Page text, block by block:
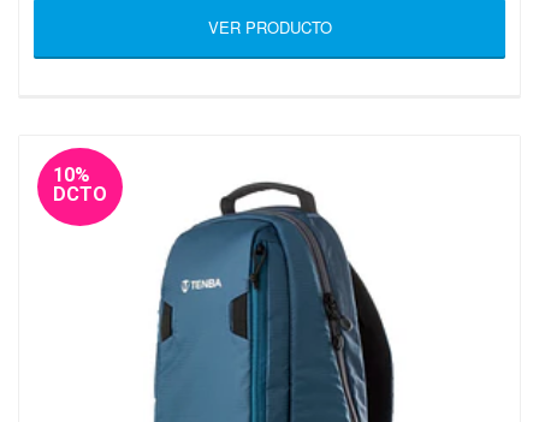
VER PRODUCTO
10%
DCTO